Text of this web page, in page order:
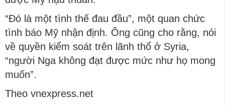
“Đó là một tình thế đau đầu”, một quan chức
tình báo Mỹ nhận định. Ông cũng cho rằng, nói
về quyền kiểm soát trên lãnh thổ ở Syria,
“người Nga không đạt được mức như họ mong
muốn”.
Theo vnexpress.net